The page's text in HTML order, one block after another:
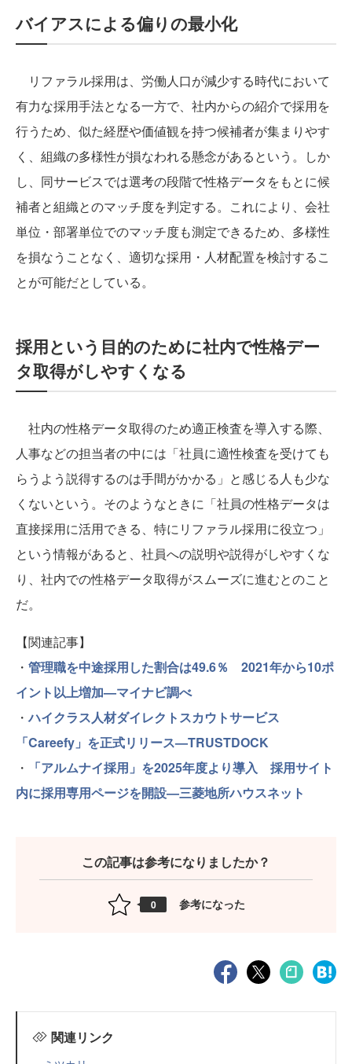
バイアスによる偏りの最小化
リファラル採用は、労働人口が減少する時代において
有力な採用手法となる一方で、社内からの紹介で採用を
行うため、似た経歴や価値観を持つ候補者が集まりやす
く、組織の多様性が損なわれる懸念があるという。しか
し、同サービスでは選考の段階で性格データをもとに候
補者と組織とのマッチ度を判定する。これにより、会社
単位・部署単位でのマッチ度も測定できるため、多様性
を損なうことなく、適切な採用・人材配置を検討するこ
とが可能だとしている。
採用という目的のために社内で性格デー
タ取得がしやすくなる
社内の性格データ取得のため適正検査を導入する際、
人事などの担当者の中には「社員に適性検査を受けても
らうよう説得するのは手間がかかる」と感じる人も少な
くないという。そのようなときに「社員の性格データは
直接採用に活用できる、特にリファラル採用に役立つ」
という情報があると、社員への説明や説得がしやすくな
り、社内での性格データ取得がスムーズに進むとのこと
だ。
【関連記事】
・ 管理職を中途採用した割合は49.6％ 2021年から10ポ
イント以上増加—マイナビ調べ
・ハイクラス人材ダイレクトスカウトサービス
「Careefy」を正式リリース—TRUSTDOCK
・
「アルムナイ採用」を2025年度より導入 採用サイト
内に採用専用ページを開設—三菱地所ハウスネット
この記事は参考になりましたか？
0 参考になった
関連リンク